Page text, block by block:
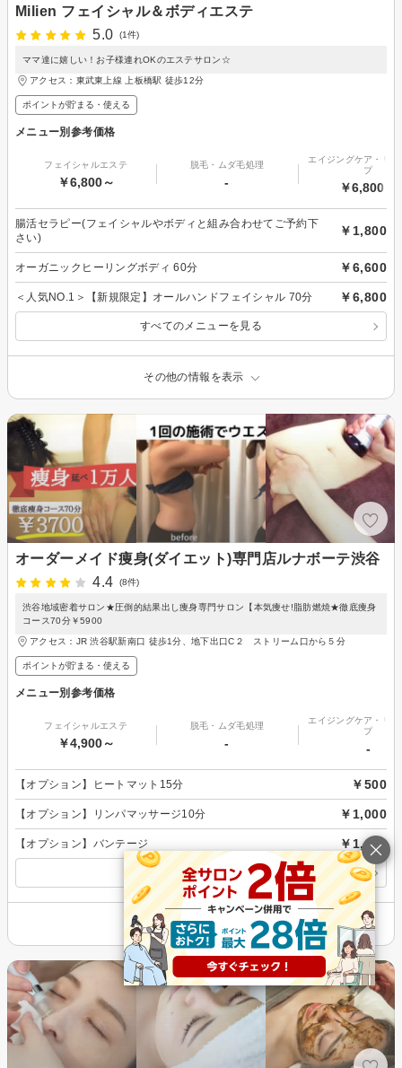
Milien フェイシャル＆ボディエステ
5.0
(1件)
ママ達に嬉しい！お子様連れOKのエステサロン☆
アクセス：東武東上線 上板橋駅 徒歩12分
ポイントが貯まる・使える
メニュー別参考価格
フェイシャルエステ
￥6,800～
脱毛・ムダ毛処理
-
エイジングケア・リ
プ
￥6,800～
腸活セラピー(フェイシャルやボディと組み合わせてご予約下
さい)
￥1,800
オーガニックヒーリングボディ 60分 ￥6,600
＜人気NO.1＞【新規限定】オールハンドフェイシャル 70分 ￥6,800
すべてのメニューを見る
その他の情報を表示
オーダーメイド痩身(ダイエット)専門店ルナボーテ渋谷
4.4
(8件)
渋谷地域密着サロン★圧倒的結果出し痩身専門サロン【本気痩せ!脂肪燃焼★徹底痩身
コース70分￥5900
アクセス：JR 渋谷駅新南口 徒歩1分、地下出口C２ ストリーム口から５分
ポイントが貯まる・使える
メニュー別参考価格
フェイシャルエステ
￥4,900～
脱毛・ムダ毛処理
-
エイジングケア・リ
プ
-
【オプション】ヒートマット15分 ￥500
【オプション】リンパマッサージ10分 ￥1,000
【オプション】バンテージ ￥1,000
すべてのメニューを見る
その他の情報を表示